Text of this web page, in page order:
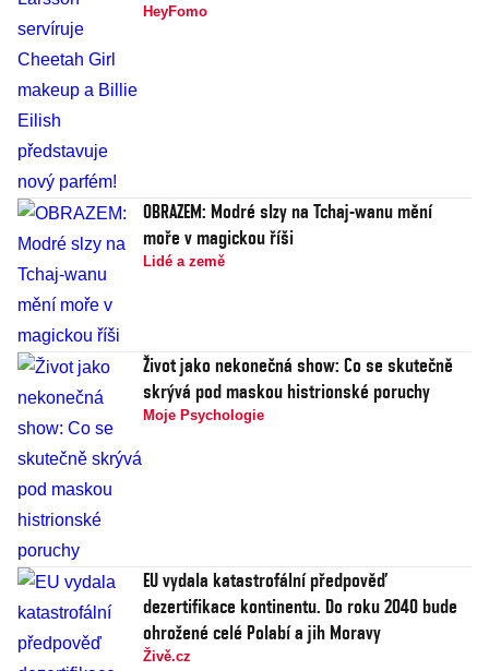
HeyFomo
OBRAZEM: Modré slzy na Tchaj-wanu mění
moře v magickou říši
Lidé a země
Život jako nekonečná show: Co se skutečně
skrývá pod maskou histrionské poruchy
Moje Psychologie
EU vydala katastrofální předpověď
dezertifikace kontinentu. Do roku 2040 bude
ohrožené celé Polabí a jih Moravy
Živě.cz